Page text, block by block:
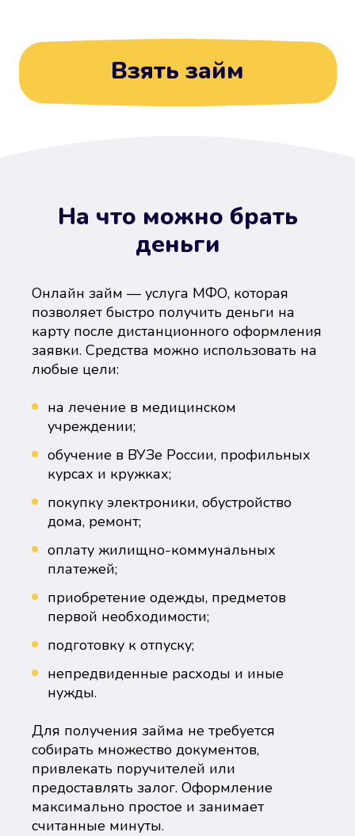
Взять займ
На что можно брать
деньги
Онлайн займ — услуга МФО, которая
позволяет быстро получить деньги на
карту после дистанционного оформления
заявки. Средства можно использовать на
любые цели:
на лечение в медицинском
учреждении;
обучение в ВУЗе России, профильных
курсах и кружках;
покупку электроники, обустройство
дома, ремонт;
оплату жилищно-коммунальных
платежей;
приобретение одежды, предметов
первой необходимости;
подготовку к отпуску;
непредвиденные расходы и иные
нужды.
Для получения займа не требуется
собирать множество документов,
привлекать поручителей или
предоставлять залог. Оформление
максимально простое и занимает
считанные минуты.